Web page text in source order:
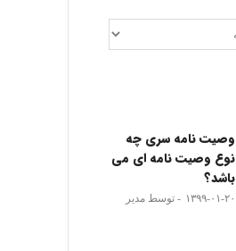
وصیت نامه سری چه
نوع وصیت نامه ای می
باشد؟
۱۳۹۹-۰۱-۲۰
توسط مدیر